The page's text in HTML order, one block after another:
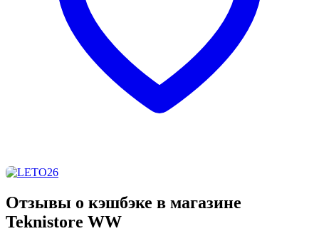
Отзывы о кэшбэке в магазине
Teknistore WW